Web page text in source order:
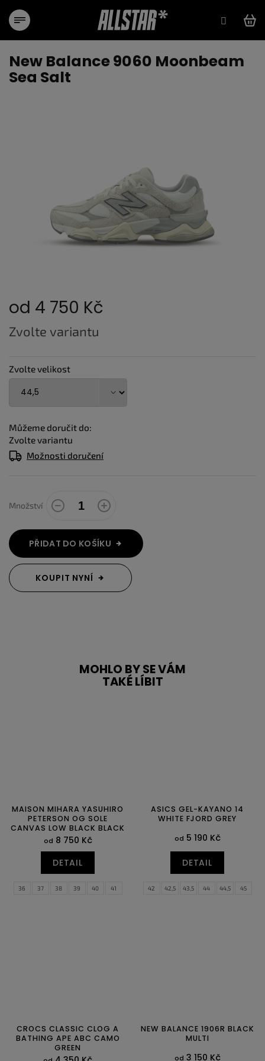
obsah
New Balance 9060 Moonbeam
Sea Salt
od 4 750 Kč
Měrná
cena:
Zvolte variantu
Zvolte velikost
Můžeme doručit do:
Zvolte variantu
Možnosti doručení
Množství
PŘIDAT DO KOŠÍKU
KOUPIT NYNÍ
MOHLO BY SE VÁM
TAKÉ LÍBIT
MAISON MIHARA YASUHIRO
PETERSON OG SOLE
CANVAS LOW BLACK BLACK
od 8 750 Kč
DETAIL
36 37 38 39 40
41
ASICS GEL-KAYANO 14
WHITE FJORD GREY
od 5 190 Kč
DETAIL
42 42,5 43,5 44 44,5
45
CROCS CLASSIC CLOG A
BATHING APE ABC CAMO
GREEN
NEW BALANCE 1906R BLACK
MULTI
od 3 150 Kč